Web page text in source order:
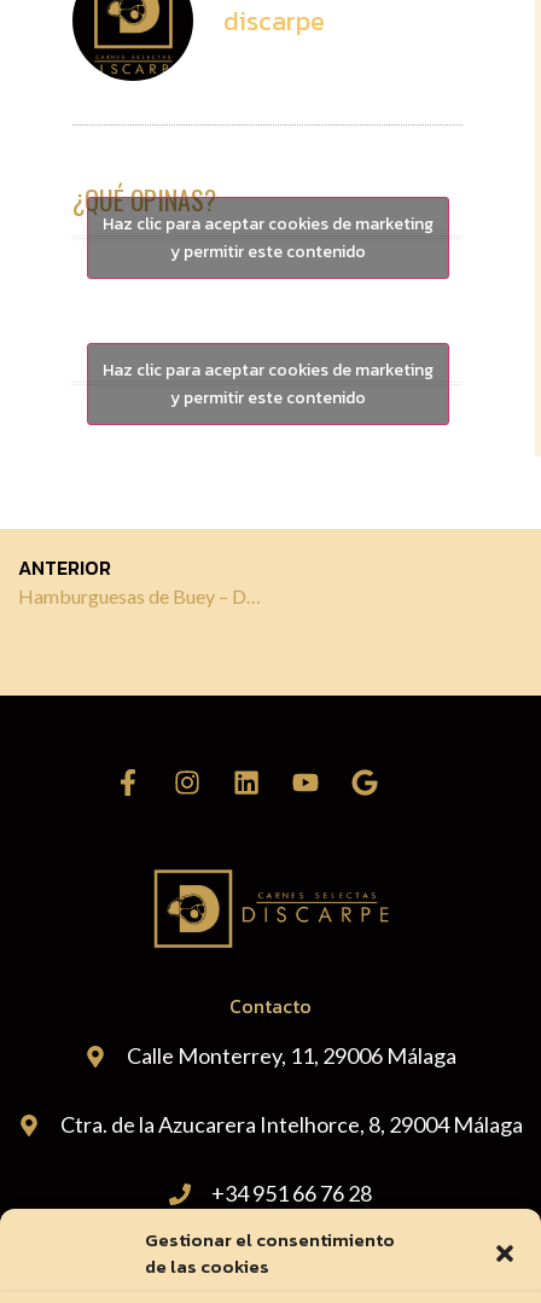
Gestionar el consentimiento
de las cookies
discarpe
¿QUÉ OPINAS?
Haz clic para aceptar cookies de marketing
y permitir este contenido
Haz clic para aceptar cookies de marketing
y permitir este contenido
ANTERIOR
Hamburguesas de Buey – Delicias Gourmet y 3 Recetas
Contacto
Calle Monterrey, 11, 29006 Málaga
Ctra. de la Azucarera Intelhorce, 8, 29004 Málaga
+34 951 66 76 28
administracion@carnicasdiscarpe.com